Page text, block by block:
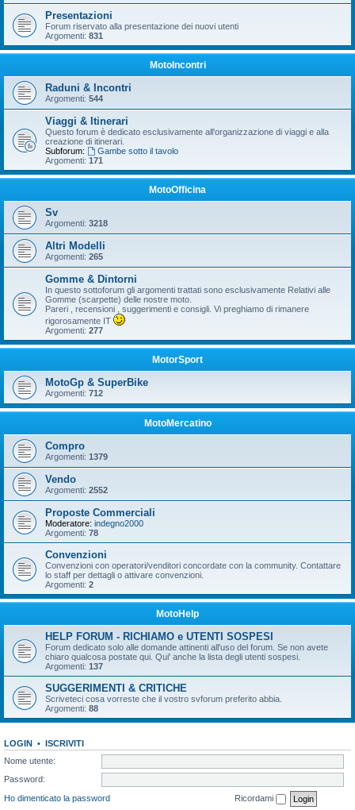
Presentazioni
Forum riservato alla presentazione dei nuovi utenti
Argomenti: 831
MotoIncontri
Raduni & Incontri
Argomenti: 544
Viaggi & Itinerari
Questo forum è dedicato esclusivamente all'organizzazione di viaggi e alla
creazione di itinerari.
Subforum:
Gambe sotto il tavolo
Argomenti: 171
MotoOfficina
Sv
Argomenti: 3218
Altri Modelli
Argomenti: 265
Gomme & Dintorni
In questo sottoforum gli argomenti trattati sono esclusivamente Relativi alle
Gomme (scarpette) delle nostre moto.
Pareri , recensioni , suggerimenti e consigli. Vi preghiamo di rimanere
rigorosamente IT
Argomenti: 277
MotorSport
MotoGp & SuperBike
Argomenti: 712
MotoMercatino
Compro
Argomenti: 1379
Vendo
Argomenti: 2552
Proposte Commerciali
Moderatore: indegno2000
Argomenti: 78
Convenzioni
Convenzioni con operatori/venditori concordate con la community. Contattare
lo staff per dettagli o attivare convenzioni.
Argomenti: 2
MotoHelp
HELP FORUM - RICHIAMO e UTENTI SOSPESI
Forum dedicato solo alle domande attinenti all'uso del forum. Se non avete
chiaro qualcosa postate qui. Qui' anche la lista degli utenti sospesi.
Argomenti: 137
SUGGERIMENTI & CRITICHE
Scriveteci cosa vorreste che il vostro svforum preferito abbia.
Argomenti: 88
LOGIN • ISCRIVITI
Nome utente:
Password:
Ho dimenticato la password
Ricordami